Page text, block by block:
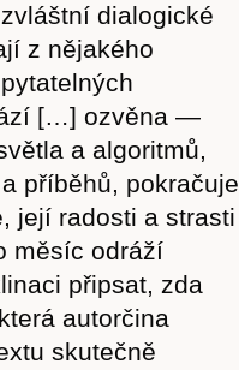
dialogické
z nějakého
[…] ozvěna —
a algoritmů,
příběhů, pokračuje
její radosti a strasti
měsíc odráží
připsat, zda
autorčina
skutečně